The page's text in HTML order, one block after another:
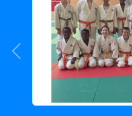
Précedent